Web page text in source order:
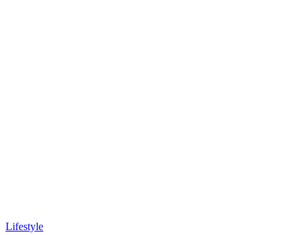
Lifestyle